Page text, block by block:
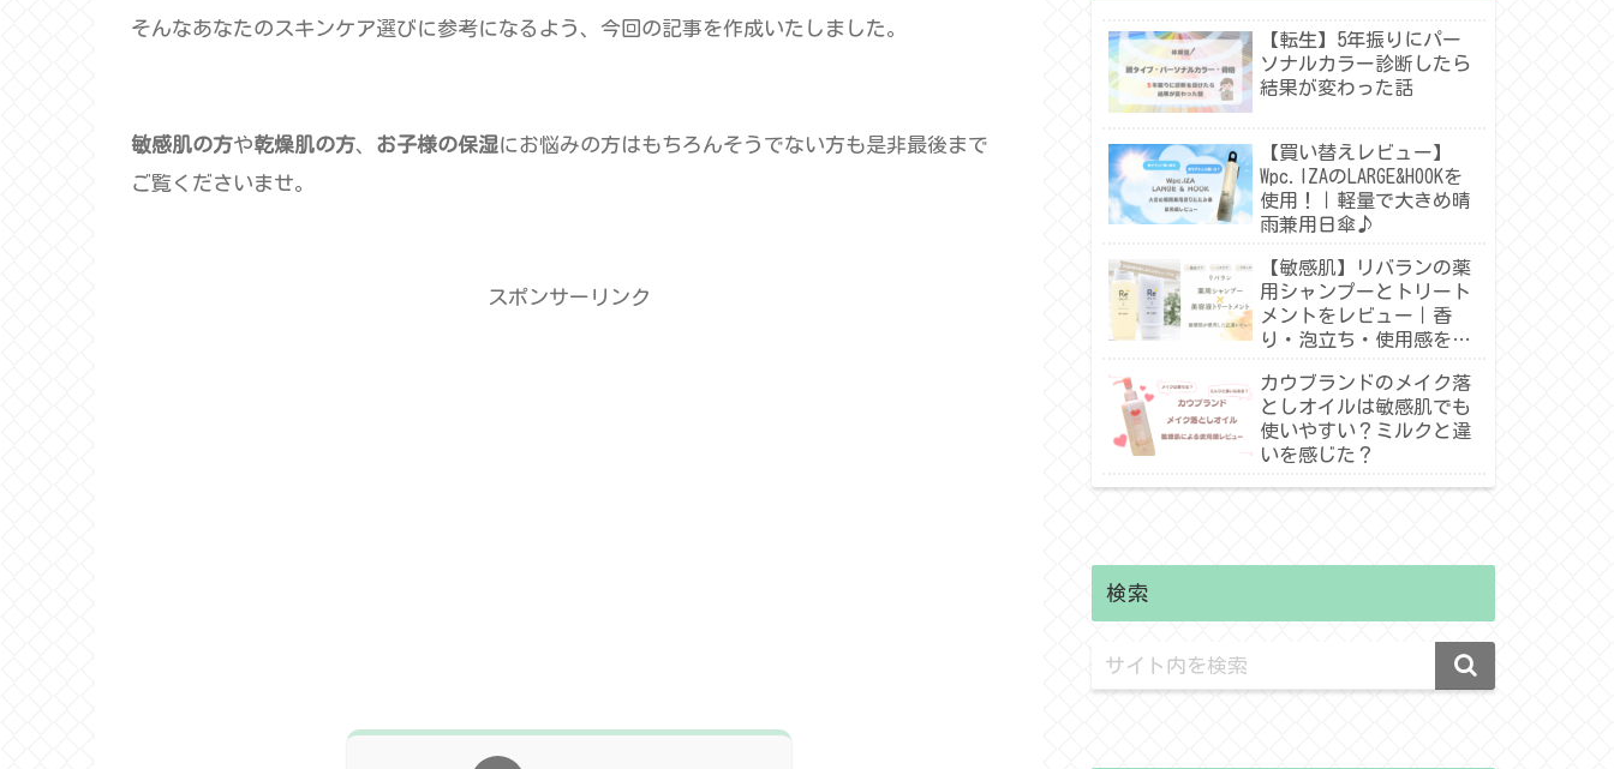
そんなあなたのスキンケア選びに参考になるよう、今回の記事を作成いたしました。
敏感肌の方や乾燥肌の方、 お子様の保湿にお悩みの方はもちろんそうでない方も是非最後まで
ご覧くださいませ。
スポンサーリンク
【転生】5年振りにパー
ソナルカラー診断したら
結果が変わった話
【買い替えレビュー】
Wpc.IZAのLARGE&HOOKを
使用！｜軽量で大きめ晴
雨兼用日傘♪
【敏感肌】リバランの薬
用シャンプーとトリート
メントをレビュー｜香
り・泡立ち・使用感を紹
カウブランドのメイク落
としオイルは敏感肌でも
使いやすい？ミルクと違
いを感じた？
検索